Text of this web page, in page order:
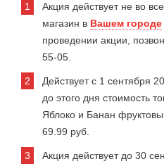
Акция действует не во
магазин в Вашем городе
проведении акции,
55-05.
Действует с 1 сентября
до этого дня стоимость
Яблоко и Банан
69.99 руб.
Акция действует до 30